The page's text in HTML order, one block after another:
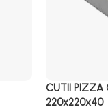
CUTII PIZZA
220x220x40